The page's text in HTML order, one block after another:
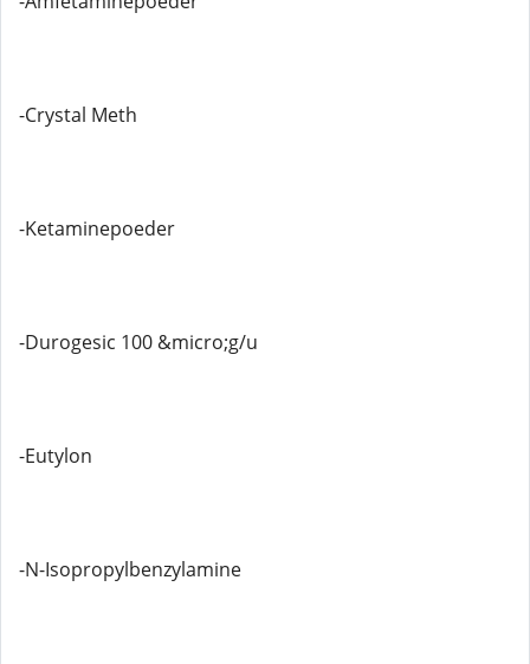
-Crystal Meth
-Ketaminepoeder
-Durogesic 100 &micro;g/u
-Eutylon
-N-Isopropylbenzylamine